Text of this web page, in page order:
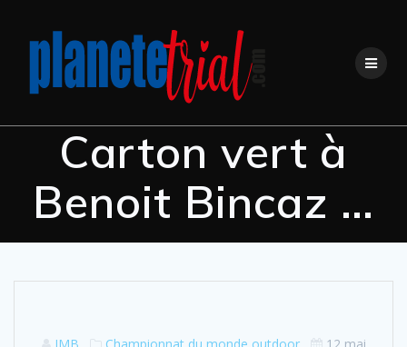
Carton vert à
Benoit Bincaz …
JMB Championnat du monde outdoor
12 mai